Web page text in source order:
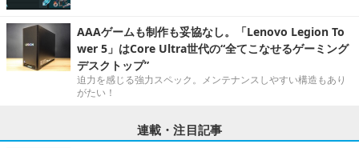
AAAゲームも制作も妥協なし。「Lenovo Legion To
wer 5」はCore Ultra世代の“全てこなせるゲーミング
デスクトップ”
迫力を感じる強力スペック。メンテナンスしやすい構造もあり
がたい！
連載・注目記事